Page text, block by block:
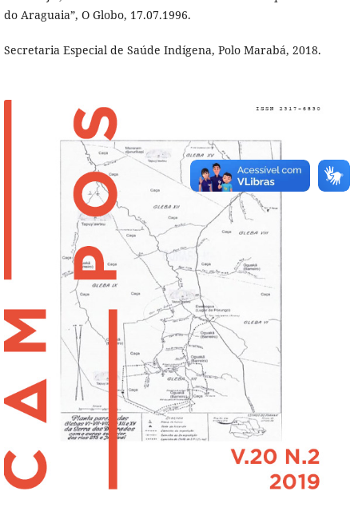
do Araguaia”, O Globo, 17.07.1996.
Secretaria Especial de Saúde Indígena, Polo Marabá, 2018.